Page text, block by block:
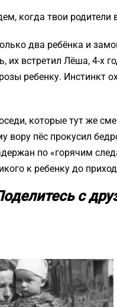
когда твои родители
два ребёнка и
их встретил Лёша, 4-х
ребенку. Инстинкт
которые тут же
пёс прокусил
по «горячим
к ребенку до
с